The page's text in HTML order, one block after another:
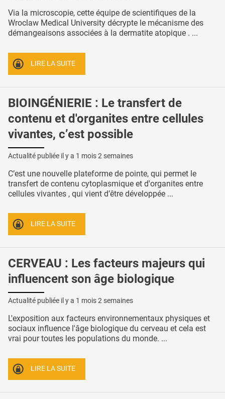
Via la microscopie, cette équipe de scientifiques de la
Wroclaw Medical University décrypte le mécanisme des
démangeaisons associées à la dermatite atopique . ...
LIRE LA SUITE
BIOINGÉNIERIE : Le transfert de
contenu et d'organites entre cellules
vivantes, c’est possible
Actualité publiée il y a 1 mois 2 semaines
C’est une nouvelle plateforme de pointe, qui permet le
transfert de contenu cytoplasmique et d'organites entre
cellules vivantes , qui vient d’être développée ...
LIRE LA SUITE
CERVEAU : Les facteurs majeurs qui
influencent son âge biologique
Actualité publiée il y a 1 mois 2 semaines
L'exposition aux facteurs environnementaux physiques et
sociaux influence l'âge biologique du cerveau et cela est
vrai pour toutes les populations du monde. ...
LIRE LA SUITE